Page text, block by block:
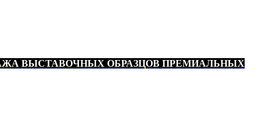
ВЫСТАВОЧНЫХ ОБРАЗЦОВ ПРЕМИАЛЬНЫХ